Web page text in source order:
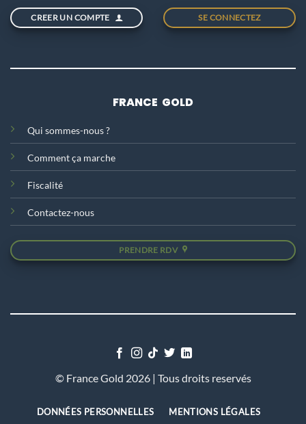
CREER UN COMPTE SE CONNECTEZ
FRANCE GOLD
Qui sommes-nous ?
Comment ça marche
Fiscalité
Contactez-nous
PRENDRE RDV
© France Gold 2026 | Tous droits reservés
DONNÉES PERSONNELLES MENTIONS LÉGALES